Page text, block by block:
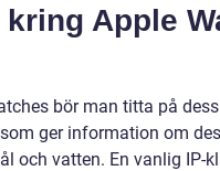
Apple
bör man titta på dess
ger information om
och vatten. En vanlig IP-